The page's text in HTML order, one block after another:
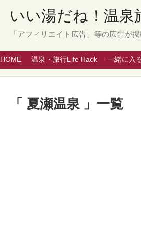
いい湯だね！温泉
「アフィリエイト広告」等の広告が
HOME 温泉・旅行Life Hack 一緒に入
「 夏瀬温泉 」一覧